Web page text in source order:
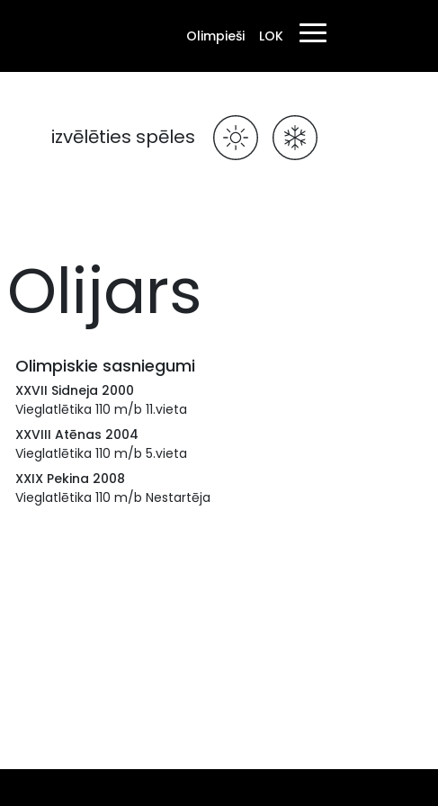
Olimpieši LOK
izvēlēties spēles
Olimpiskie sasniegumi
XXVII Sidneja 2000
Vieglatlētika 110 m/b 11.vieta
XXVIII Atēnas 2004
Vieglatlētika 110 m/b 5.vieta
XXIX Pekina 2008
Vieglatlētika 110 m/b Nestartēja